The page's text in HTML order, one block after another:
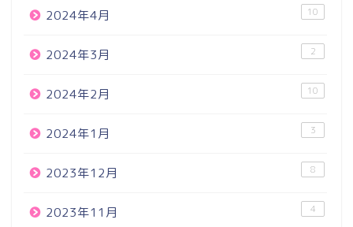
2024年4月 10
2024年3月 2
2024年2月 10
2024年1月 3
2023年12月 8
2023年11月 4